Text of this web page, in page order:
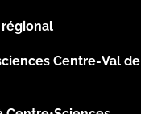
Centre-Val de